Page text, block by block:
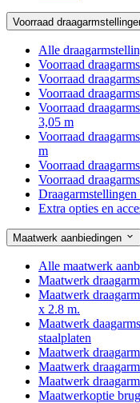
Voorraad
Alle
Voorraad
Voorraad
Voorraad
Voorraad
3,05 m
Voorraad
m
Voorraad
Voorraad
Draagarmstellingen
Extra opties en
Maatwerk aanbiedingen
Alle maatwerk
Maatwerk
Maatwerk
x 2.8 m.
Maatwerk
staalplaten
Maatwerk
Maatwerk
Maatwerk
Maatwerkoptie